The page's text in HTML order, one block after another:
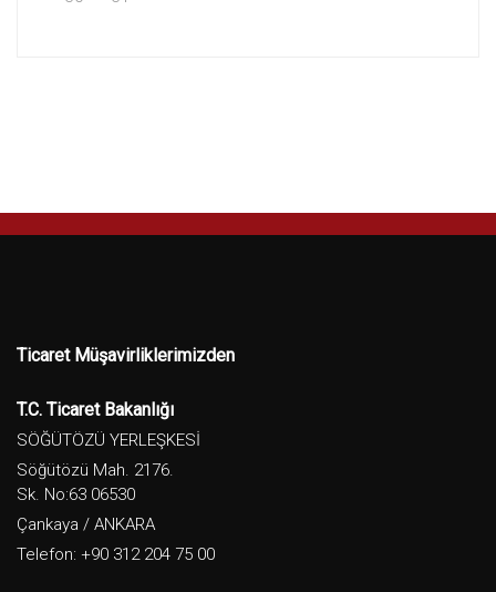
Ticaret Müşavirliklerimizden
T.C. Ticaret Bakanlığı
SÖĞÜTÖZÜ YERLEŞKESİ
Söğütözü Mah. 2176.
Sk. No:63 06530
Çankaya / ANKARA
Telefon: +90 312 204 75 00